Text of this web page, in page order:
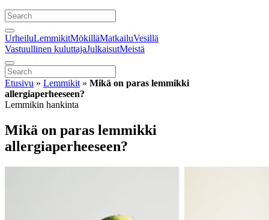
UrheiluLemmikitMökilläMatkailuVesillä
Vastuullinen kuluttajaJulkaisutMeistä
Etusivu » Lemmikit » Mikä on paras lemmikki
allergiaperheeseen?
Lemmikin hankinta
Mikä on paras lemmikki
allergiaperheeseen?